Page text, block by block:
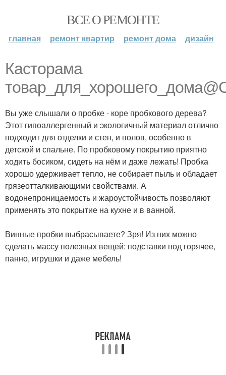
ВСЕ О РЕМОНТЕ
главная ремонт квартир ремонт дома дизайн
Касторама
Вы уже слышали о пробке - коре пробкового дерева?
Этот гипоаллергенный и экологичный материал отлично
подходит для отделки и стен, и полов, особенно в
детской и спальне. По пробковому покрытию приятно
ходить босиком, сидеть на нём и даже лежать! Пробка
хорошо удерживает тепло, не собирает пыль и обладает
грязеотталкивающими свойствами. А
водонепроницаемость и жароустойчивость позволяют
применять это покрытие на кухне и в ванной.
Винные пробки выбрасываете? Зря! Из них можно
сделать массу полезных вещей: подставки под горячее,
панно, игрушки и даже мебель!